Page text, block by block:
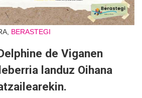
BERASTEGI
de Viganen
landuz Oihana